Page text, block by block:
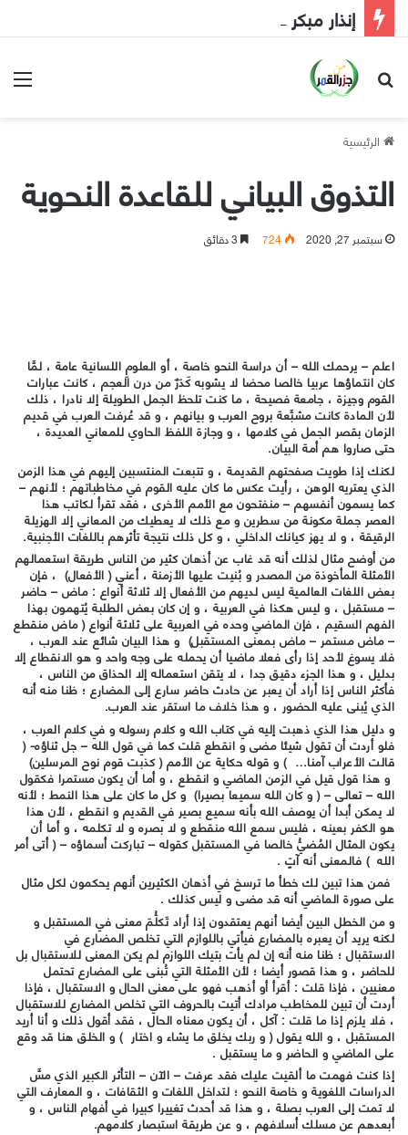
إنذار مبكر إلى الحكومة
بحث عن
الرئيسية
التذوق البياني للقاعدة النحوية
سبتمبر 27, 2020 724
اعلم – يرحمك الله – أن دراسة النحو خاصة ، أو العلومِ اللسانية عامة ، لمَّا
كان انتماؤها عربيا خالصا محضا لا يشوبه كَدَرٌ من درن العجم ، كانت عبارات
القوم وجيزة ، جامعة فصيحة ، ما كنت تلحظ الجمل الطويلة إلا نادرا ، ذلك
لأن المادة كانت مشبَّعة بروح العرب و بيانهم ، و قد عُرفت العرب في قديم
الزمان بقصر الجمل في كلامها ، و وجازة اللفظ الحاوي للمعاني العديدة ،
حتى صاروا هم أمة البيان.
لكنك إذا طويت صفحتهم القديمة ، و تتبعت المنتسبين إليهم في هذا الزمن
الذي يعتريه الوهن ، رأيت عكس ما كان عليه القوم في مخاطباتهم ؛ لأنهم –
كما يسمون أنفسهم – منفتحون مع الأمم الأخرى ، فقد تقرأ لكاتب هذا
العصر جملة مكونة من سطرين و مع ذلك لا يعطيك من المعاني إلا الهزيلة
الرقيقة ، و لا يهز كيانك الداخلي ، و كل ذلك نتيجة تأثرهم باللغات الأجنبية.
من أوضح مثال لذلك أنه قد غاب عن أذهان كثير من الناس طريقة استعمالهم
الأمثلة المأخوذة من المصدر و بُنيت عليها الأزمنة ، أعني ( الأفعال) ، فإن
بعض اللغات العالمية ليس لديهم من الأفعال إلا ثلاثة أنواع : ماض – حاضر
– مستقبل ، و ليس هكذا في العربية ، و إن كان بعض الطلبة يُتهمون بهذا
الفهم السقيم ، فإن الماضي وحده في العربية على ثلاثة أنواع ( ماض منقطع
– ماض مستمر – ماض بمعنى المستقبل) و هذا البيان شائع عند العرب ،
فلا يسوغ لأحد إذا رأى فعلا ماضيا أن يحمله على وجه واحد و هو الانقطاع إلا
بدليل ، و هذا الجزء دقيق جدا ، لا يتقن استعماله إلا الحذاق من الناس ،
فأكثر الناس إذا أراد أن يعبر عن حادث حاضر سارع إلى المضارع ؛ ظنا منه أنه
الذي يُبنى عليه الحضور ، و هذا خلاف ما استقر عند العرب.
و دليل هذا الذي ذهبت إليه في كتاب الله و كلام رسوله و في كلام العرب ،
فلو أردت أن تقول شيئا مضى و انقطع قلت كما في قول الله – جل ثناؤه- (
قالت الأعراب آمنا… ) و قوله حكاية عن الأمم ( كذبت قوم نوح المرسلين)
و هذا قول قيل في الزمن الماضي و انقطع ، و أما أن يكون مستمرا فكقول
الله – تعالى – ( و كان الله سميعا بصيرا) و كل ما كان على هذا النمط ؛ لأنه
لا يمكن أبدا أن يوصف الله بأنه سميع بصير في القديم و انقطع ، لأن هذا
هو الكفر بعينه ، فليس سمع الله منقطع و لا بصره و لا تكلمه ، و أما أن
يكون المثال المُضيُّ خالصا في المستقبل كقوله – تباركت أسماؤه – ( أتى أمر
الله ) فالمعنى أنه آتٍ .
فمن هذا تبين لك خطأ ما ترسخ في أذهان الكثيرين أنهم يحكمون لكل مثال
على صورة الماضي أنه قد مضى و ليس كذلك .
و من الخطل البين أيضا أنهم يعتقدون إذا أراد تَكلُّمَ معنى في المستقبل و
لكنه يريد أن يعبره بالمضارع فيأتي باللوازم التي تخلص المضارع في
الاستقبال ؛ ظنا منه أنه إن لم يأت بتيك اللوازم لم يكن المعنى للاستقبال بل
للحاضر ، و هذا قصور أيضا ؛ لأن الأمثلة التي تُبنى على المضارع تحتمل
معنيين ، فإذا قلت : أقرأ أو أذهب فهو على معنى الحال و الاستقبال ، فإذا
أردت أن تبين للمخاطب مرادك أتيت بالحروف التي تخلص المضارع للاستقبال
، فلا يلزم إذا ما قلت : آكل ، أن يكون معناه الحال ، فقد أقول ذلك و أنا أريد
المستقبل ، و الله يقول ( و ربك يخلق ما يشاء و اختار ) و الخلق هنا قد وقع
على الماضي و الحاضر و ما يستقبل .
إذا كنت فهمت ما ألقيت عليك فقد عرفت – الآن – التأثر الكبير الذي مسَّ
الدراسات اللغوية و خاصة النحو ؛ لتداخل اللغات و الثقافات ، و المعارف التي
لا تمت إلى العرب بصلة ، و هذا قد أحدث تغييرا كبيرا في أفهام الناس ، و
أبعدهم عن مسلك أسلافهم ، و عن طريقة استبصار كلامهم.